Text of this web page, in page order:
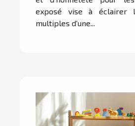
exposé vise à éclairer
multiples d'une...